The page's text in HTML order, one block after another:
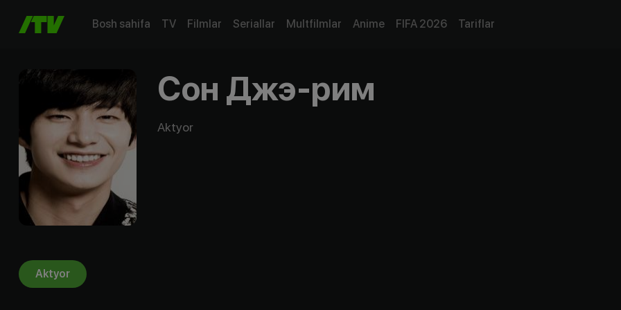
Bosh sahifa TV Filmlar Seriallar Multfilmlar Anime FIFA 2026 Tariflar
Сон Джэ-рим
Aktyor
Aktyor